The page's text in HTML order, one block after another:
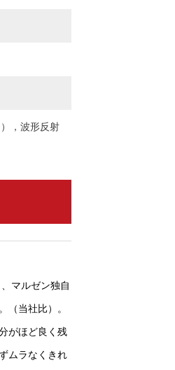
，波形反射
マルゼン独自
（当社比）。
がほど良く残
ムラなくきれ